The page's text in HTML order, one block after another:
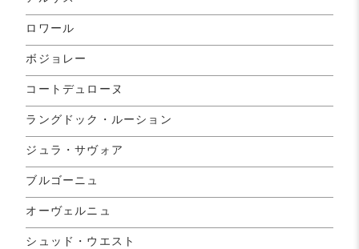
ロワール
ボジョレー
コートデュローヌ
ラングドック・ルーション
ジュラ・サヴォア
ブルゴーニュ
オーヴェルニュ
シュッド・ウエスト